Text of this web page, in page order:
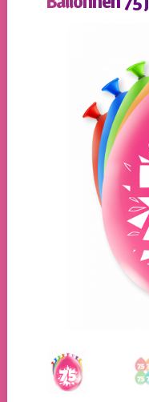
Verhuur
Klantenservice
Inloggen